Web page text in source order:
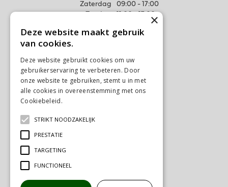
Zaterdag
09:00 - 17:00
Meer weten
Algemene voorwaarden
Privacy Statement
Disclaimer
×
Deze website maakt gebruik
van cookies.
Deze website gebruikt cookies om uw
gebruikerservaring te verbeteren. Door
onze website te gebruiken, stemt u in met
alle cookies in overeenstemming met ons
Cookiebeleid.
STRIKT NOODZAKELIJK
PRESTATIE
TARGETING
FUNCTIONEEL